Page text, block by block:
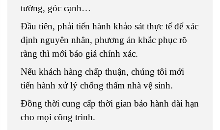
tường, góc cạnh…
Đầu tiên, phải tiến hành khảo sát thực tế để xác
định nguyên nhân, phương án khắc phục rõ
ràng thì mới báo giá chính xác.
Nếu khách hàng chấp thuận, chúng tôi mới
tiến hành xử lý chống thấm nhà vệ sinh.
Đồng thời cung cấp thời gian bảo hành dài hạn
cho mọi công trình.